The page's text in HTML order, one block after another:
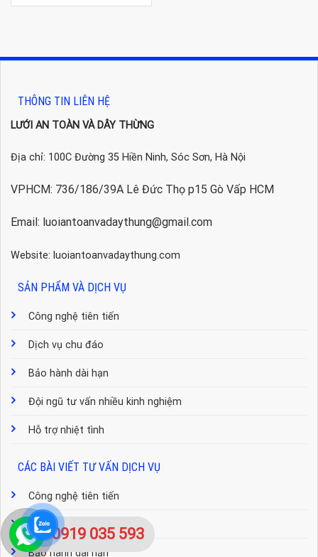
THÔNG TIN LIÊN HỆ
LƯỚI AN TOÀN VÀ DÂY THỪNG
Địa chỉ: 100C Đường 35 Hiền Ninh, Sóc Sơn, Hà Nội
VPHCM: 736/186/39A Lê Đức Thọ p15 Gò Vấp HCM
Email: luoiantoanvadaythung@gmail.com
Website: luoiantoanvadaythung.com
SẢN PHẨM VÀ DỊCH VỤ
Công nghệ tiên tiến
Dịch vụ chu đáo
Bảo hành dài hạn
Đội ngũ tư vấn nhiều kinh nghiệm
Hỗ trợ nhiệt tình
CÁC BÀI VIẾT TƯ VẤN DỊCH VỤ
Công nghệ tiên tiến
Dịch vụ chu đáo
Bảo hành dài hạn
0919 035 593